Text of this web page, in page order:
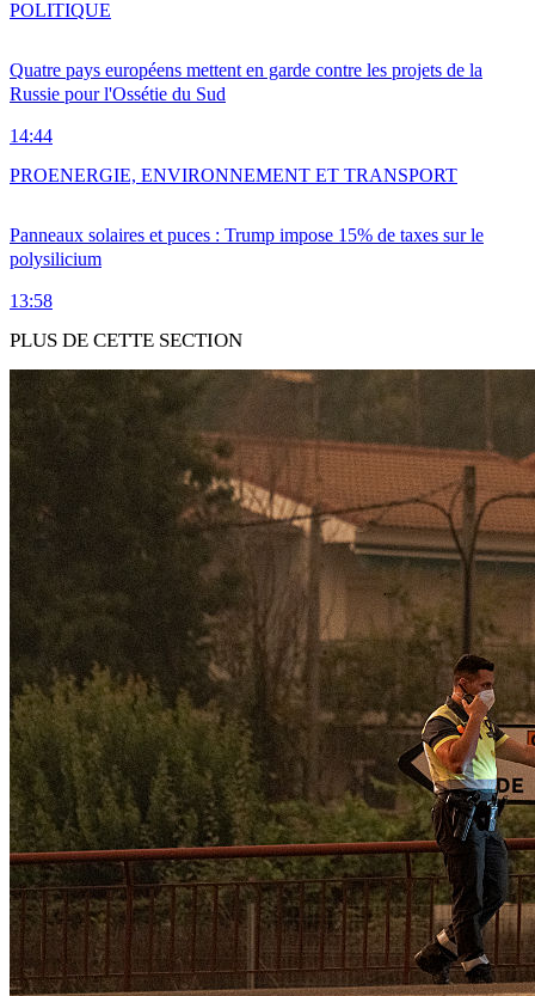
Quatre pays européens mettent en garde contre les projets de la
Russie pour l'Ossétie du Sud
14:44
POLITIQUE
Panneaux solaires et puces : Trump impose 15% de taxes sur le
polysilicium
13:58
PROENERGIE, ENVIRONNEMENT ET TRANSPORT
PLUS DE CETTE SECTION